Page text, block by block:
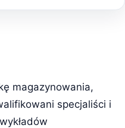
magazynowania,
specjaliści i